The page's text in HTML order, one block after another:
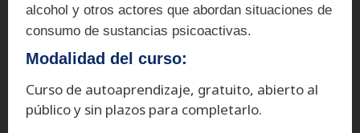
alcohol y otros actores que abordan situaciones de
consumo de sustancias psicoactivas.
Modalidad del curso:
Curso de autoaprendizaje, gratuito, abierto al
público y sin plazos para completarlo.